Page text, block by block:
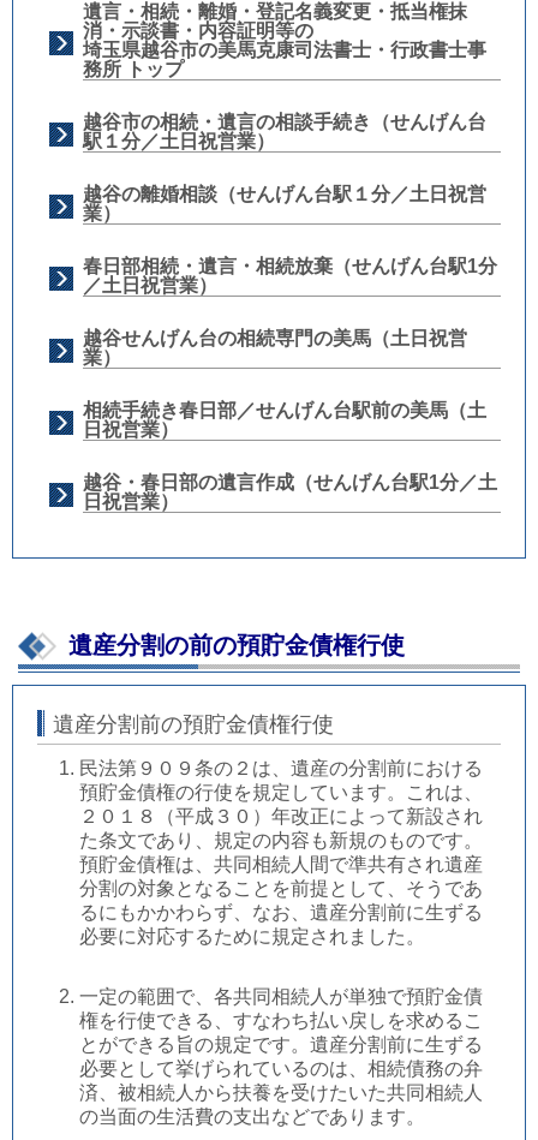
遺言・相続・離婚・登記名義変更・抵当権抹
消・示談書・内容証明等の
埼玉県越谷市の美馬克康司法書士・行政書士事
務所 トップ
越谷市の相続・遺言の相談手続き（せんげん台
駅１分／土日祝営業）
越谷の離婚相談（せんげん台駅１分／土日祝営
業）
春日部相続・遺言・相続放棄（せんげん台駅1分
／土日祝営業）
越谷せんげん台の相続専門の美馬（土日祝営
業）
相続手続き春日部／せんげん台駅前の美馬（土
日祝営業）
越谷・春日部の遺言作成（せんげん台駅1分／土
日祝営業）
遺産分割の前の預貯金債権行使
遺産分割前の預貯金債権行使
民法第９０９条の２は、遺産の分割前における
預貯金債権の行使を規定しています。これは、
２０１８（平成３０）年改正によって新設され
た条文であり、規定の内容も新規のものです。
預貯金債権は、共同相続人間で準共有され遺産
分割の対象となることを前提として、そうであ
るにもかかわらず、なお、遺産分割前に生ずる
必要に対応するために規定されました。
一定の範囲で、各共同相続人が単独で預貯金債
権を行使できる、すなわち払い戻しを求めるこ
とができる旨の規定です。遺産分割前に生ずる
必要として挙げられているのは、相続債務の弁
済、被相続人から扶養を受けたいた共同相続人
の当面の生活費の支出などであります。